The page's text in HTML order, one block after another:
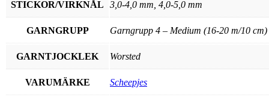
STICKOR/VIRKNÅL 3,0-4,0 mm, 4,0-5,0 mm
GARNGRUPP Garngrupp 4 – Medium (16-20 m/10 cm)
GARNTJOCKLEK Worsted
VARUMÄRKE Scheepjes